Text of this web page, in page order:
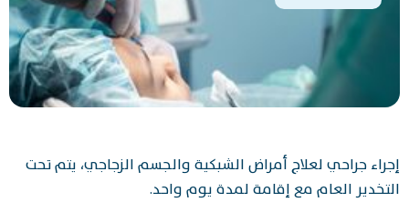
إجراء جراحي لعلاج أمراض الشبكية والجسم الزجاجي، يتم تحت
التخدير العام مع إقامة لمدة يوم واحد.